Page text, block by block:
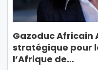
Gazoduc Africain
stratégique pour
l’Afrique de…